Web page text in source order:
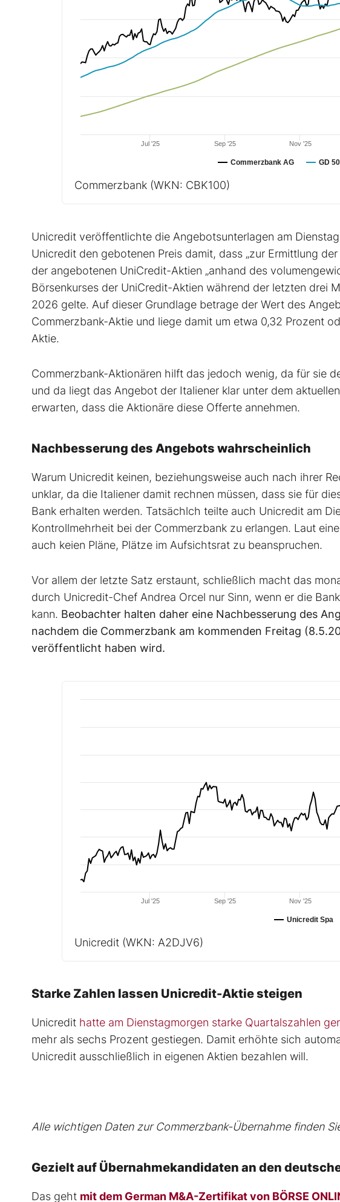
Commerzbank AG GD 50
Jul '25 Sep '25 Nov '25
Commerzbank (WKN: CBK100)
Unicredit veröffentlichte die Angebotsunterlagen am Dienstag
Unicredit den gebotenen Preis damit, dass „zur Ermittlung
der angebotenen UniCredit-Aktien „anhand des
Börsenkurses der UniCredit-Aktien während der letzten drei
2026 gelte. Auf dieser Grundlage betrage der Wert des
Commerzbank-Aktie und liege damit um etwa 0,32 Prozent
Aktie.
Commerzbank-Aktionären hilft das jedoch wenig, da für sie
und da liegt das Angebot der Italiener klar unter dem
erwarten, dass die Aktionäre diese Offerte annehmen.
Nachbesserung des Angebots wahrscheinlich
Warum Unicredit keinen, beziehungsweise auch nach ihrer
unklar, da die Italiener damit rechnen müssen, dass sie für
Bank erhalten werden. Tatsächlch teilte auch Unicredit am
Kontrollmehrheit bei der Commerzbank zu erlangen. Laut
auch keien Pläne, Plätze im Aufsichtsrat zu beanspruchen.
Vor allem der letzte Satz erstaunt, schließlich macht das
durch Unicredit-Chef Andrea Orcel nur Sinn, wenn er die
kann. Beobachter halten daher eine Nachbesserung des
nachdem die Commerzbank am kommenden Freitag
veröffentlicht haben wird.
Unicredit Spa
Jul '25 Sep '25 Nov '25
Unicredit (WKN: A2DJV6)
Starke Zahlen lassen Unicredit-Aktie steigen
Unicredit hatte am Dienstagmorgen starke Quartalszahlen
mehr als sechs Prozent gestiegen. Damit erhöhte sich
Unicredit ausschließlich in eigenen Aktien bezahlen will.
Alle wichtigen Daten zur Commerzbank-Übernahme finden
Gezielt auf Übernahmekandidaten an den
Das geht mit dem German M&A-Zertifikat von BÖRSE